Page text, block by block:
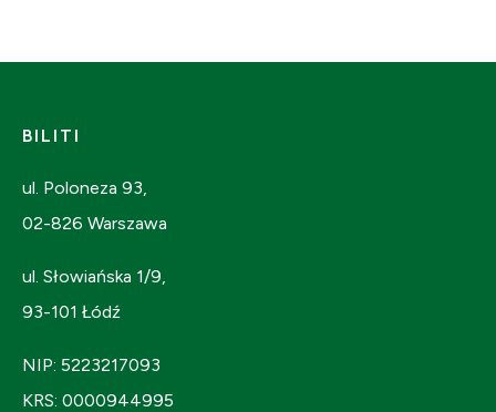
BILITI
ul. Poloneza 93,
02-826 Warszawa
ul. Słowiańska 1/9,
93-101 Łódź
NIP: 5223217093
KRS: 0000944995